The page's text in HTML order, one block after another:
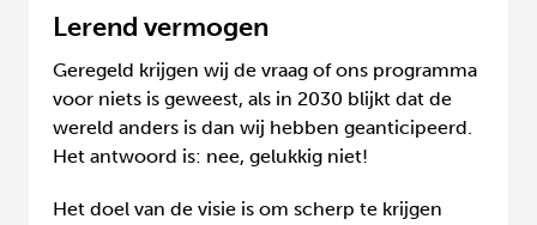
Lerend vermogen
Geregeld krijgen wij de vraag of ons programma
voor niets is geweest, als in 2030 blijkt dat de
wereld anders is dan wij hebben geanticipeerd.
Het antwoord is: nee, gelukkig niet!
Het doel van de visie is om scherp te krijgen